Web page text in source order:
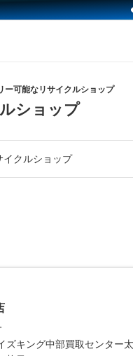
ー可能なリサイクルショップ
ショップ
イクルショップ